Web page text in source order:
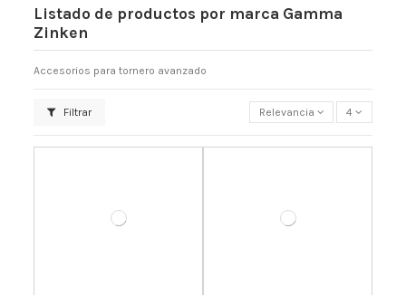
Listado de productos por marca Gamma
Zinken
Accesorios para tornero avanzado
Filtrar Relevancia 4